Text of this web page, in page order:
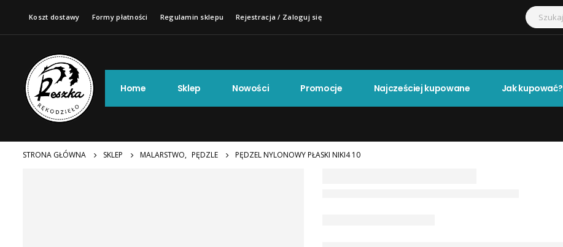
Koszt dostawy Formy płatności Regulamin sklepu Rejestracja / Zaloguj się
Home Sklep Nowości Promocje Najcześciej kupowane Jak kupować?
STRONA GŁÓWNA SKLEP MALARSTWO, PĘDZLE PĘDZEL NYLONOWY PŁASKI NIKI4 10